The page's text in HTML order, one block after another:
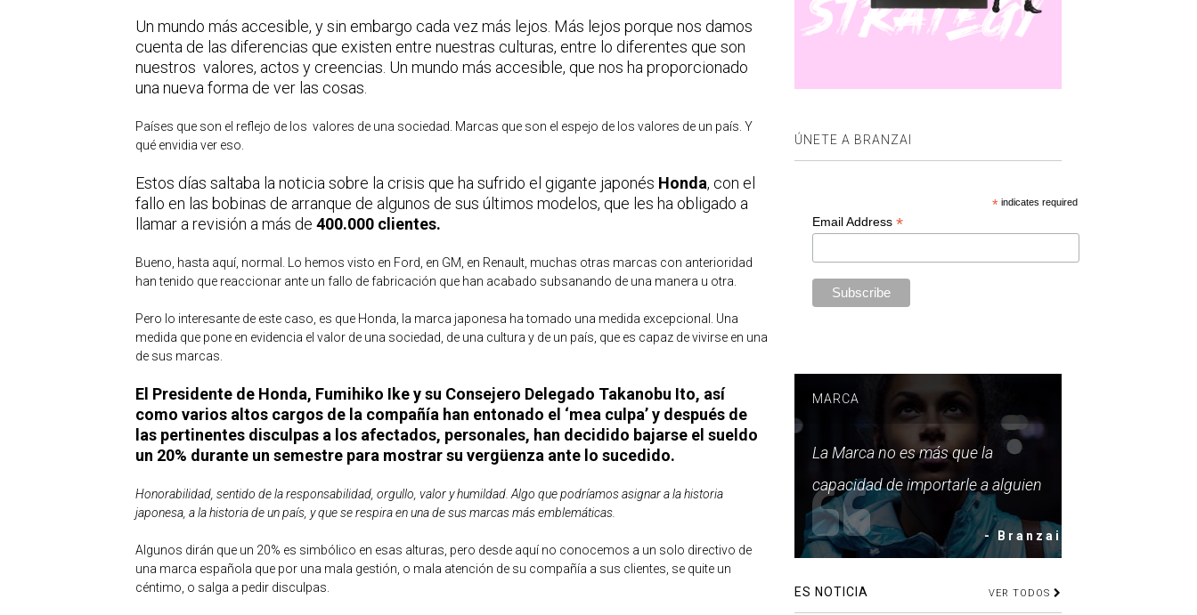
Un mundo más accesible, y sin embargo cada vez más lejos. Más lejos porque nos damos
cuenta de las diferencias que existen entre nuestras culturas, entre lo diferentes que son
nuestros valores, actos y creencias. Un mundo más accesible, que nos ha proporcionado
una nueva forma de ver las cosas.
Países que son el reflejo de los valores de una sociedad. Marcas que son el espejo de los valores de un país. Y
qué envidia ver eso.
Estos días saltaba la noticia sobre la crisis que ha sufrido el gigante japonés Honda, con el
fallo en las bobinas de arranque de algunos de sus últimos modelos, que les ha obligado a
llamar a revisión a más de 400.000 clientes.
Bueno, hasta aquí, normal. Lo hemos visto en Ford, en GM, en Renault, muchas otras marcas con anterioridad
han tenido que reaccionar ante un fallo de fabricación que han acabado subsanando de una manera u otra.
Pero lo interesante de este caso, es que Honda, la marca japonesa ha tomado una medida excepcional. Una
medida que pone en evidencia el valor de una sociedad, de una cultura y de un país, que es capaz de vivirse en una
de sus marcas.
El Presidente de Honda, Fumihiko Ike y su Consejero Delegado Takanobu Ito, así
como varios altos cargos de la compañía han entonado el ‘mea culpa’ y después de
las pertinentes disculpas a los afectados, personales, han decidido bajarse el sueldo
un 20% durante un semestre para mostrar su vergüenza ante lo sucedido.
Honorabilidad, sentido de la responsabilidad, orgullo, valor y humildad. Algo que podríamos asignar a la historia
japonesa, a la historia de un país, y que se respira en una de sus marcas más emblemáticas.
Algunos dirán que un 20% es simbólico en esas alturas, pero desde aquí no conocemos a un solo directivo de
una marca española que por una mala gestión, o mala atención de su compañía a sus clientes, se quite un
céntimo, o salga a pedir disculpas.
ÚNETE A BRANZAI
*indicates required
Email Address *
MARCA
La Marca no es más que la
capacidad de importarle a alguien
- Branzai
ES NOTICIA VER TODOS